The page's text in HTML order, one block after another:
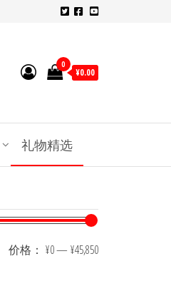
0
¥0.00
礼物精选
价格： ¥0— ¥45,850